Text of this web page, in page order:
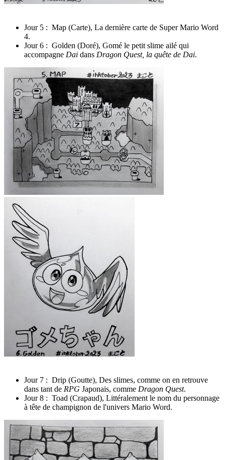
Jour 5 : Map (Carte), La dernière carte de Super Mario Word
4.
Jour 6 : Golden (Doré), Gomé le petit slime ailé qui
accompagne Dai dans Dragon Quest, la quête de Dai.
Jour 7 : Drip (Goutte), Des slimes, comme on en retrouve
dans tant de RPG Japonais, comme Dragon Quest.
Jour 8 : Toad (Crapaud), Littéralement le nom du personnage
à tête de champignon de l'univers Mario Word.